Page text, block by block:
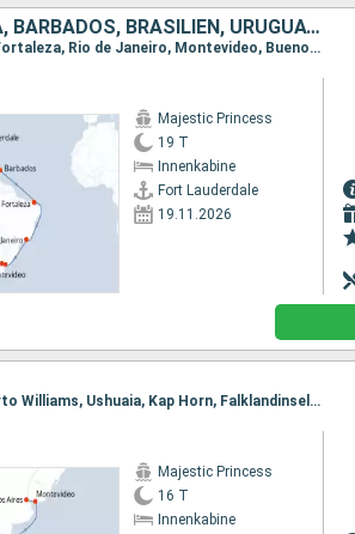
VEREINIGTE STAATEN VON AMERIKA, SAINT LUCIA, BARBADOS, BRASILIEN, URUGUAY, ARGENTINIEN
Reiseroute : Fort Lauderdale, Saint martin, St. Lucia, Barbados, Fortaleza, Rio de Janeiro, Montevideo, Buenos Aires
Majestic Princess
19 T
Innenkabine
Fort Lauderdale
19.11.2026
Reiseroute : San antonio Chili, Puerto Montt, Punta Arenas, Puerto Williams, Ushuaia, Kap Horn, Falklandinseln, Puerto Madryn, Montevideo, Buenos Aires
Majestic Princess
16 T
Innenkabine